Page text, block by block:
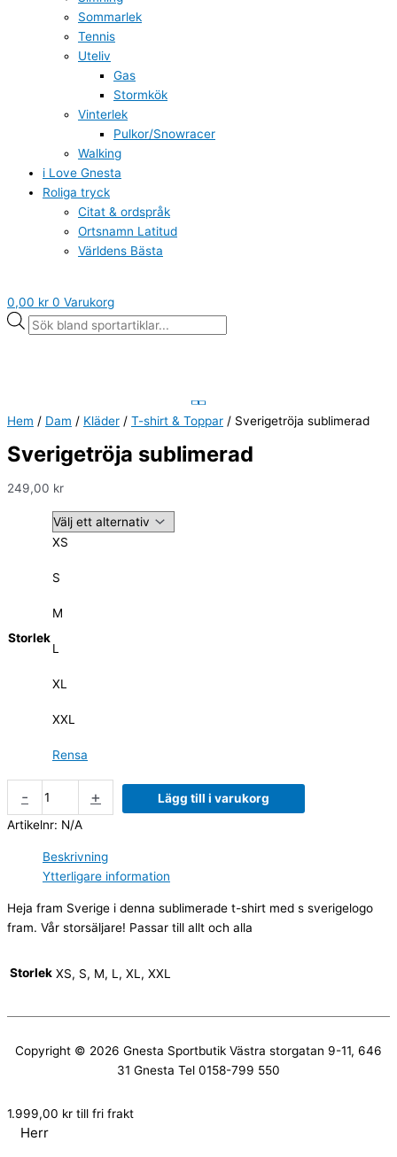
Sommarlek
Tennis
Uteliv
Gas
Stormkök
Vinterlek
Pulkor/Snowracer
Walking
i Love Gnesta
Roliga tryck
Citat & ordspråk
Ortsnamn Latitud
Världens Bästa
0,00 kr 0 Varukorg
Hem / Dam / Kläder / T-shirt & Toppar / Sverigetröja sublimerad
Sverigetröja sublimerad
249,00 kr
Storlek
XS
S
M
L
XL
XXL
Rensa
- +
Lägg till i varukorg
Artikelnr: N/A
Beskrivning
Ytterligare information
Heja fram Sverige i denna sublimerade t-shirt med s sverigelogo
fram. Vår storsäljare! Passar till allt och alla
Storlek XS, S, M, L, XL, XXL
Copyright © 2026 Gnesta Sportbutik Västra storgatan 9-11, 646
31 Gnesta Tel 0158-799 550
1.999,00 kr till fri frakt
Herr